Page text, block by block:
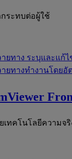
ระทบต่อผู้ใช้
ยทาง ระบุและแก้
ยทางทำงานโดยอั
ทคโนโลยีความจ